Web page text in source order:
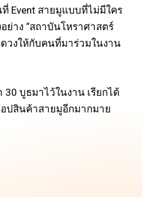
Event สายมูแบบที่ไม่มีใคร
ย่าง “สถาบันโหราศาสตร์
วงให้กับคนที่มาร่วมในงาน
บูธมาไว้ในงาน เรียกได้
ปสินค้าสายมูอีกมากมาย